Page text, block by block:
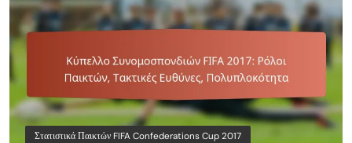
Στατιστικά Παικτών FIFA Confederations Cup 2017